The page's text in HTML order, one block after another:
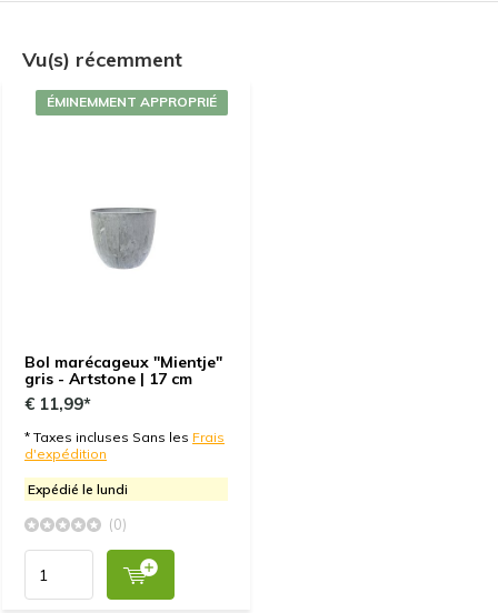
Vu(s) récemment
Bol marécageux "Mientje"
gris - Artstone | 17 cm
ÉMINEMMENT APPROPRIÉ
€ 11,99*
* Taxes incluses Sans les Frais
d'expédition
Expédié le lundi
(0)